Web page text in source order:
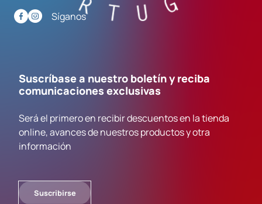
Síganos
Suscríbase a nuestro boletín y reciba
comunicaciones exclusivas
Será el primero en recibir descuentos en la tienda
online, avances de nuestros productos y otra
información
Suscribirse